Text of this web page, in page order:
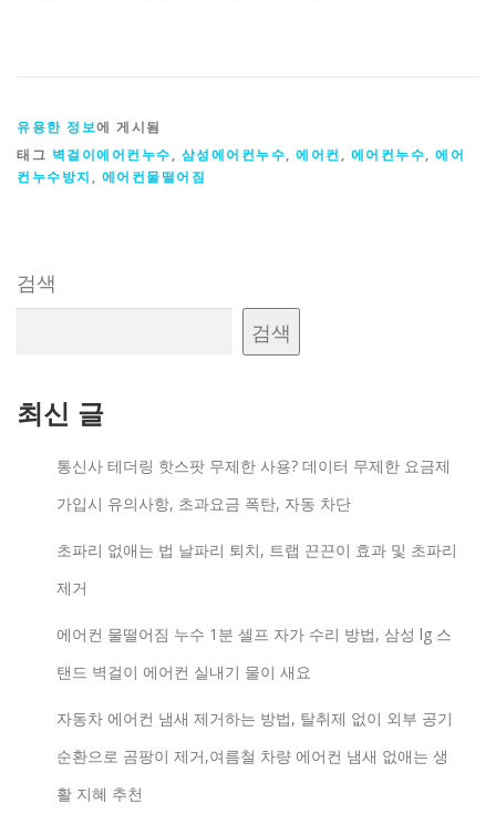
유용한 정보에 게시됨
태그 벽걸이에어컨누수, 삼성에어컨누수, 에어컨 , 에어컨누수, 에어
컨누수방지 , 에어컨물떨어짐
검색
검색
최신 글
통신사 테더링 핫스팟 무제한 사용? 데이터 무제한 요금제
가입시 유의사항, 초과요금 폭탄, 자동 차단
초파리 없애는 법 날파리 퇴치, 트랩 끈끈이 효과 및 초파리
제거
에어컨 물떨어짐 누수 1분 셀프 자가 수리 방법, 삼성 lg 스
탠드 벽걸이 에어컨 실내기 물이 새요
자동차 에어컨 냄새 제거하는 방법, 탈취제 없이 외부 공기
순환으로 곰팡이 제거,여름철 차량 에어컨 냄새 없애는 생
활 지혜 추천